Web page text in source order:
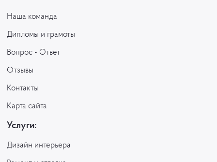
Наша команда
Дипломы и грамоты
Вопрос - Ответ
Отзывы
Контакты
Карта сайта
Услуги:
Дизайн интерьера